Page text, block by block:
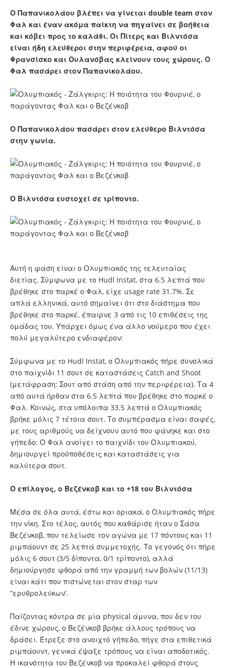
Ο Παπανικολάου βλέπει να γίνεται double team στον
Φαλ και έναν ακόμα παίκτη να πηγαίνει σε βοήθεια
και κόβει προς το καλάθι. Οι Πίτερς και Βιλντόσα
είναι ήδη ελεύθεροι στην περιφέρεια, αφού οι
Φρανσίσκο και Ουλανόβας κλείνουν τους χώρους. Ο
Φαλ πασάρει στον Παπανικολάου.
Ο Παπανικολάου πασάρει στον ελεύθερο Βιλντόσα
στην γωνία.
Ο Βιλντόσα ευστοχεί σε τρίποντο.
Αυτή η φάση είναι ο Ολυμπιακός της τελευταίας
διετίας. Σύμφωνα με το Hudl Instat, στα 6.5 λεπτά που
βρέθηκε στο παρκέ ο Φαλ, είχε usage rate 31.7%. Σε
απλά ελληνικά, αυτό σημαίνει ότι στο διάστημα που
βρέθηκε στο παρκέ, έπαιρνε 3 από τις 10 επιθέσεις της
ομάδας του. Υπάρχει όμως ένα άλλο νούμερο που έχει
πολύ μεγαλύτερο ενδιαφέρον:
Σύμφωνα με το Hudl Instat, ο Ολυμπιακός πήρε συνολικά
στο παιχνίδι 11 σουτ σε καταστάσεις Catch and Shoot
(μετάφραση: Σουτ από στάση από την περιφέρεια). Τα 4
από αυτά ήρθαν στα 6.5 λεπτά που βρέθηκε στο παρκέ ο
Φαλ. Κοινώς, στα υπόλοιπα 33.5 λεπτά ο Ολυμπιακός
βρήκε μόλις 7 τέτοια σουτ. Το συμπέρασμα είναι σαφές,
με τους αριθμούς να δείχνουν αυτό που φάνηκε και στο
γήπεδο: Ο Φαλ ανοίγει το παιχνίδι του Ολυμπιακού,
δημιουργεί προϋποθέσεις και καταστάσεις για
καλύτερα σουτ.
Ο επίλογος, ο Βεζένκοβ και το +18 του Βιλντόσα
Μέσα σε όλα αυτά, έστω και οριακά, ο Ολυμπιακός πήρε
την νίκη. Στο τέλος, αυτός που καθάρισε ήταν ο Σάσα
Βεζένκοβ, που τελείωσε τον αγώνα με 17 πόντους και 11
ριμπάουντ σε 25 λεπτά συμμετοχής. Το γεγονός ότι πήρε
μόλις 6 σουτ (3/5 δίποντα, 0/1 τρίποντο), αλλά
δημιούργησε φθορά από την γραμμή των βολών (11/13)
είναι κάτι που πιστώνεται στον σταρ των
“ερυθρολεύκων’.
Παίζοντας κόντρα σε μία physical άμυνα, που δεν του
έδινε χώρους, ο Βεζένκοβ βρήκε άλλους τρόπους να
δράσει. Έτρεξε στο ανοιχτό γήπεδο, πήγε στα επιθετικά
ριμπάουντ, γενικά έψαξε τρόπους να είναι αποδοτικός.
Η ικανότητα του Βεζένκοβ να προκαλεί φθορά στους